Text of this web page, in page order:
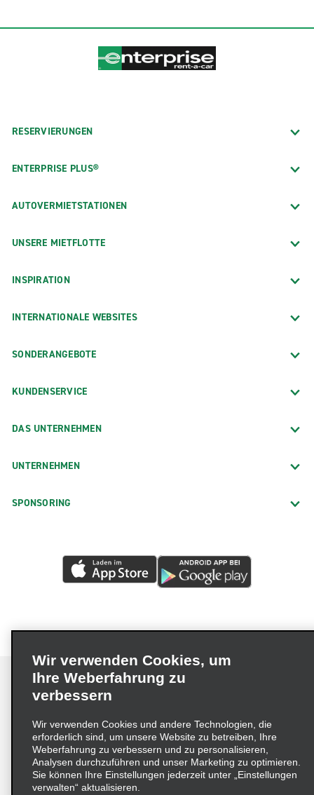
RESERVIERUNGEN
ENTERPRISE PLUS®
AUTOVERMIETSTATIONEN
UNSERE MIETFLOTTE
INSPIRATION
INTERNATIONALE WEBSITES
SONDERANGEBOTE
KUNDENSERVICE
DAS UNTERNEHMEN
UNTERNEHMEN
SPONSORING
Impressum Nutzungsbedingungen
Datenschutzrichtlinie
Cookie-Richtlinie
Datenschutzoptionen
Lieferkettensorgfaltspflichtengesetz (LkSG) Grundsatzerklärung
Beschwerdeverfahren nach dem
Wir verwenden Cookies, um
Ihre Weberfahrung zu
verbessern
Wir verwenden Cookies und andere Technologien, die
erforderlich sind, um unsere Website zu betreiben, Ihre
Weberfahrung zu verbessern und zu personalisieren,
Analysen durchzuführen und unser Marketing zu optimieren.
Sie können Ihre Einstellungen jederzeit unter „Einstellungen
verwalten“ aktualisieren.